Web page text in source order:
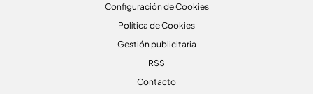
Configuración de Cookies
Política de Cookies
Gestión publicitaria
RSS
Contacto